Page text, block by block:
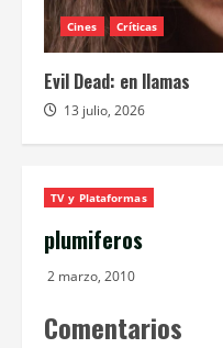
Cines Críticas
Evil Dead: en llamas
13 julio, 2026
TV y Plataformas
plumiferos
2 marzo, 2010
Comentarios